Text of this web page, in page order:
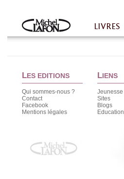
Accueil
LIVRES
LES EDITIONS
Qui sommes-nous ?
Contact
Facebook
Mentions légales
LIENS
Jeunesse
Sites
Blogs
Education